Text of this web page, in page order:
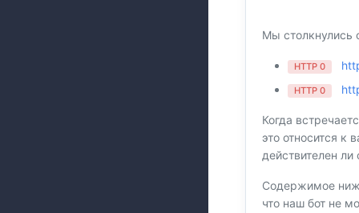
Мы столкнулись
HTTP 0
HTTP 0
Когда
это относится к
действителен ли
Содержимое
что наш бот не